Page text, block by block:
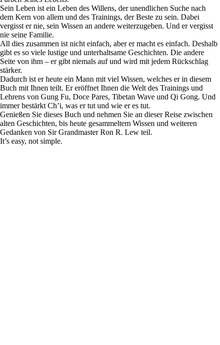
Sein Leben ist ein Leben des Willens, der unendlichen Suche nach
dem Kern von allem und des Trainings, der Beste zu sein. Dabei
vergisst er nie, sein Wissen an andere weiterzugeben. Und er vergisst
nie seine Familie.
All dies zusammen ist nicht einfach, aber er macht es einfach. Deshalb
gibt es so viele lustige und unterhaltsame Geschichten. Die andere
Seite von ihm – er gibt niemals auf und wird mit jedem Rückschlag
stärker.
Dadurch ist er heute ein Mann mit viel Wissen, welches er in diesem
Buch mit Ihnen teilt. Er eröffnet Ihnen die Welt des Trainings und
Lehrens von Gung Fu, Doce Pares, Tibetan Wave und Qi Gong. Und
immer bestärkt Ch’i, was er tut und wie er es tut.
Genießen Sie dieses Buch und nehmen Sie an dieser Reise zwischen
alten Geschichten, bis heute gesammeltem Wissen und weiteren
Gedanken von Sir Grandmaster Ron R. Lew teil.
It’s easy, not simple.